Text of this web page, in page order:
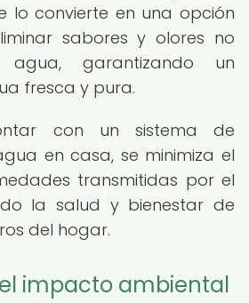
lo convierte en una opción
sabores y olores no
garantizando un
fresca y pura.
con un sistema de
en casa, se minimiza el
transmitidas por el
la salud y bienestar de
del hogar.
impacto ambiental